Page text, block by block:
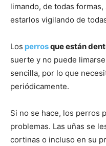
limando, de todas
estarlos vigilando de
Los perrosque están
suerte y no puede
sencilla, por lo que
periódicamente.
Si no se hace, los perros
problemas. Las uñas se
cortinas o incluso en su